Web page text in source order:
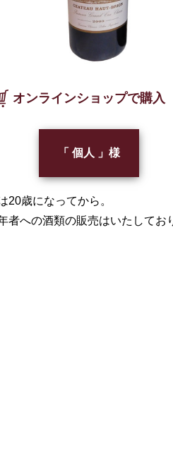
オンラインショップで購入
「 個人 」様
20歳になってから。
者への酒類の販売はいたしてお